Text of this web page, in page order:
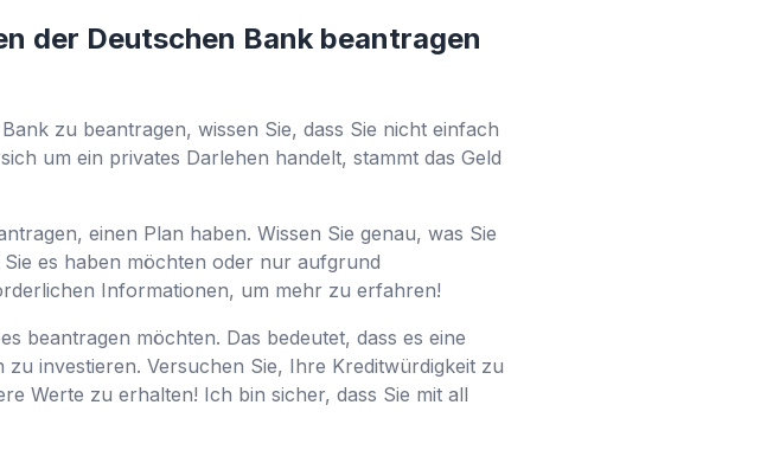
der Deutschen Bank beantragen
zu beantragen, wissen Sie, dass Sie nicht einfach
um ein privates Darlehen handelt, stammt das Geld
einen Plan haben. Wissen Sie genau, was Sie
es haben möchten oder nur aufgrund
Informationen, um mehr zu erfahren!
beantragen möchten. Das bedeutet, dass es eine
investieren. Versuchen Sie, Ihre Kreditwürdigkeit zu
Werte zu erhalten! Ich bin sicher, dass Sie mit all